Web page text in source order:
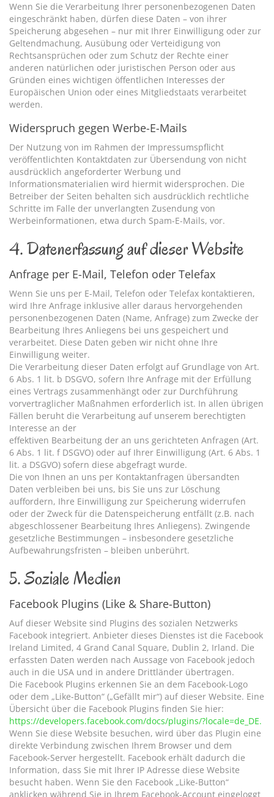
Wenn Sie die Verarbeitung Ihrer personenbezogenen Daten
eingeschränkt haben, dürfen diese Daten – von ihrer
Speicherung abgesehen – nur mit Ihrer Einwilligung oder zur
Geltendmachung, Ausübung oder Verteidigung von
Rechtsansprüchen oder zum Schutz der Rechte einer
anderen natürlichen oder juristischen Person oder aus
Gründen eines wichtigen öffentlichen Interesses der
Europäischen Union oder eines Mitgliedstaats verarbeitet
werden.
Widerspruch gegen Werbe-E-Mails
Der Nutzung von im Rahmen der Impressumspflicht
veröffentlichten Kontaktdaten zur Übersendung von nicht
ausdrücklich angeforderter Werbung und
Informationsmaterialien wird hiermit widersprochen. Die
Betreiber der Seiten behalten sich ausdrücklich rechtliche
Schritte im Falle der unverlangten Zusendung von
Werbeinformationen, etwa durch Spam-E-Mails, vor.
4. Datenerfassung auf dieser Website
Anfrage per E-Mail, Telefon oder Telefax
Wenn Sie uns per E-Mail, Telefon oder Telefax kontaktieren,
wird Ihre Anfrage inklusive aller daraus hervorgehenden
personenbezogenen Daten (Name, Anfrage) zum Zwecke der
Bearbeitung Ihres Anliegens bei uns gespeichert und
verarbeitet. Diese Daten geben wir nicht ohne Ihre
Einwilligung weiter.
Die Verarbeitung dieser Daten erfolgt auf Grundlage von Art.
6 Abs. 1 lit. b DSGVO, sofern Ihre Anfrage mit der Erfüllung
eines Vertrags zusammenhängt oder zur Durchführung
vorvertraglicher Maßnahmen erforderlich ist. In allen übrigen
Fällen beruht die Verarbeitung auf unserem berechtigten
Interesse an der
effektiven Bearbeitung der an uns gerichteten Anfragen (Art.
6 Abs. 1 lit. f DSGVO) oder auf Ihrer Einwilligung (Art. 6 Abs. 1
lit. a DSGVO) sofern diese abgefragt wurde.
Die von Ihnen an uns per Kontaktanfragen übersandten
Daten verbleiben bei uns, bis Sie uns zur Löschung
auffordern, Ihre Einwilligung zur Speicherung widerrufen
oder der Zweck für die Datenspeicherung entfällt (z.B. nach
abgeschlossener Bearbeitung Ihres Anliegens). Zwingende
gesetzliche Bestimmungen – insbesondere gesetzliche
Aufbewahrungsfristen – bleiben unberührt.
5. Soziale Medien
Facebook Plugins (Like & Share-Button)
Auf dieser Website sind Plugins des sozialen Netzwerks
Facebook integriert. Anbieter dieses Dienstes ist die Facebook
Ireland Limited, 4 Grand Canal Square, Dublin 2, Irland. Die
erfassten Daten werden nach Aussage von Facebook jedoch
auch in die USA und in andere Drittländer übertragen.
Die Facebook Plugins erkennen Sie an dem Facebook-Logo
oder dem „Like-Button“ („Gefällt mir“) auf dieser Website. Eine
Übersicht über die Facebook Plugins finden Sie hier:
https://developers.facebook.com/docs/plugins/?locale=de_DE.
Wenn Sie diese Website besuchen, wird über das Plugin eine
direkte Verbindung zwischen Ihrem Browser und dem
Facebook-Server hergestellt. Facebook erhält dadurch die
Information, dass Sie mit Ihrer IP Adresse diese Website
besucht haben. Wenn Sie den Facebook „Like-Button“
anklicken während Sie in Ihrem Facebook-Account eingeloggt